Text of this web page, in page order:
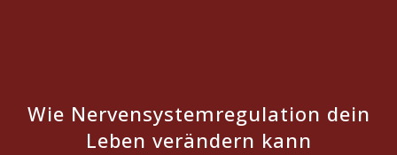
Wie Nervensystemregulation dein
Leben verändern kann